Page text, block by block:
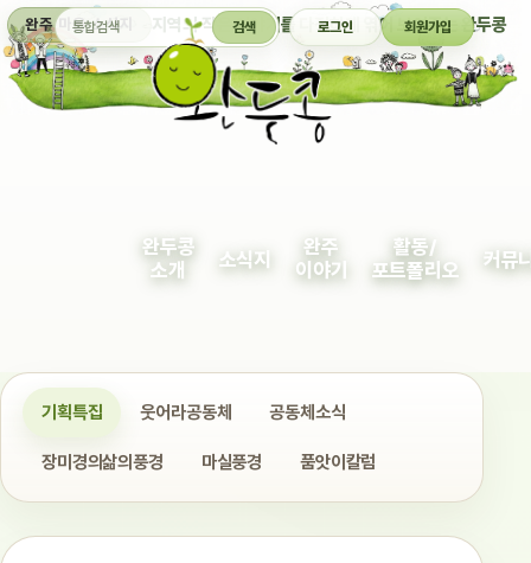
완주 마을 소식지 지역의 작은 이야기를 다정하게 엮어 보여주는 완두콩
통합검색 검색 로그인 회원가입
완두콩
소개
소식지
완주
이야기
활동/
포트폴리오
커뮤
기획특집 웃어라공동체 공동체소식
장미경의삶의풍경 마실풍경 품앗이칼럼